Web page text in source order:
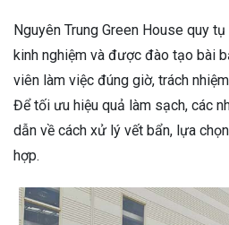
Nguyên Trung Green House quy
kinh nghiệm và được đào tạo bài
viên làm việc đúng giờ, trách
Để tối ưu hiệu quả làm sạch, các
dẫn về cách xử lý vết bẩn, lựa
hợp.